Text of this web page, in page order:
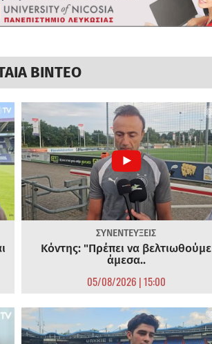
ΒΙΝΤΕΟ
ΣΥΝΕΝΤΕΥΞΕΙΣ
Κόντης: "Πρέπει να βελτιωθούμε
άμεσα..
05/08/2026 | 15:00